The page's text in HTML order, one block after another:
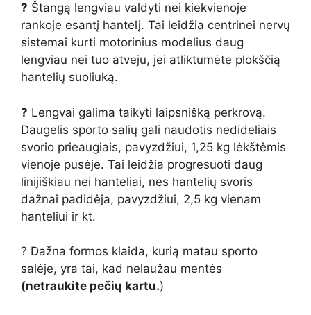
? Štangą lengviau valdyti nei kiekvienoje
rankoje esantį hantelį. Tai leidžia centrinei nervų
sistemai kurti motorinius modelius daug
lengviau nei tuo atveju, jei atliktumėte plokščią
hantelių suoliuką.
? Lengvai galima taikyti laipsnišką perkrovą.
Daugelis sporto salių gali naudotis nedideliais
svorio prieaugiais, pavyzdžiui, 1,25 kg lėkštėmis
vienoje pusėje. Tai leidžia progresuoti daug
linijiškiau nei hanteliai, nes hantelių svoris
dažnai padidėja, pavyzdžiui, 2,5 kg vienam
hanteliui ir kt.
? Dažna formos klaida, kurią matau sporto
salėje, yra tai, kad nelaužau mentės
(netraukite pečių kartu.)